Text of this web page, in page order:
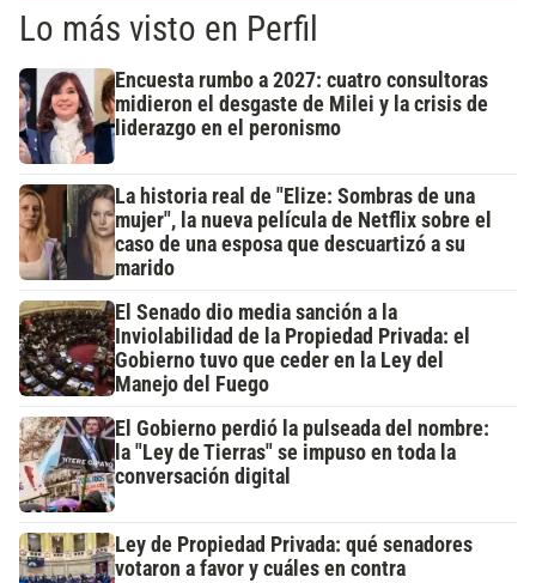
Lo más visto en Perfil
Encuesta rumbo a 2027: cuatro consultoras
midieron el desgaste de Milei y la crisis de
liderazgo en el peronismo
La historia real de "Elize: Sombras de una
mujer", la nueva película de Netflix sobre el
caso de una esposa que descuartizó a su
marido
El Senado dio media sanción a la
Inviolabilidad de la Propiedad Privada: el
Gobierno tuvo que ceder en la Ley del
Manejo del Fuego
El Gobierno perdió la pulseada del nombre:
la "Ley de Tierras" se impuso en toda la
conversación digital
Ley de Propiedad Privada: qué senadores
votaron a favor y cuáles en contra